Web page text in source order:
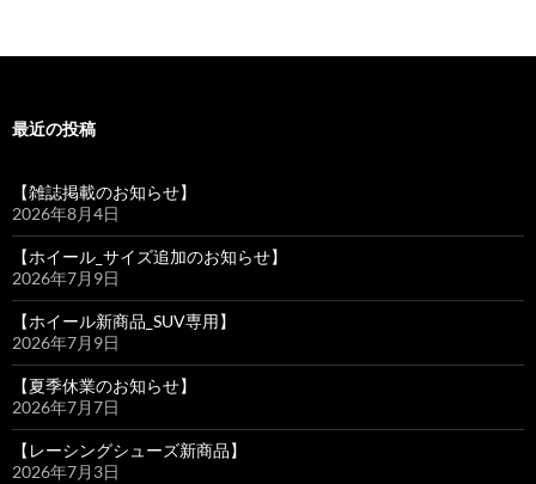
最近の投稿
【雑誌掲載のお知らせ】
2026年8月4日
【ホイール_サイズ追加のお知らせ】
2026年7月9日
【ホイール新商品_SUV専用】
2026年7月9日
【夏季休業のお知らせ】
2026年7月7日
【レーシングシューズ新商品】
2026年7月3日